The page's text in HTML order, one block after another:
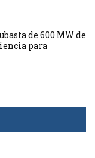
de 600 MW de
para